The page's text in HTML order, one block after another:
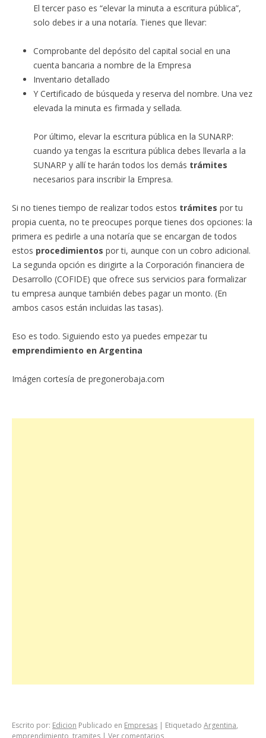
El tercer paso es “elevar la minuta a escritura pública”,
solo debes ir a una notaría. Tienes que llevar:
Comprobante del depósito del capital social en una
cuenta bancaria a nombre de la Empresa
Inventario detallado
Y Certificado de búsqueda y reserva del nombre. Una vez
elevada la minuta es firmada y sellada.
Por último, elevar la escritura pública en la SUNARP:
cuando ya tengas la escritura pública debes llevarla a la
SUNARP y allí te harán todos los demás trámites
necesarios para inscribir la Empresa.
Si no tienes tiempo de realizar todos estos trámites por tu
propia cuenta, no te preocupes porque tienes dos opciones: la
primera es pedirle a una notaría que se encargan de todos
estos procedimientos por ti, aunque con un cobro adicional.
La segunda opción es dirigirte a la Corporación financiera de
Desarrollo (COFIDE) que ofrece sus servicios para formalizar
tu empresa aunque también debes pagar un monto. (En
ambos casos están incluidas las tasas).
Eso es todo. Siguiendo esto ya puedes empezar tu
emprendimiento en Argentina
Imágen cortesía de pregonerobaja.com
Escrito por: Edicion Publicado en Empresas | Etiquetado Argentina,
emprendimiento tramites | Ver comentarios